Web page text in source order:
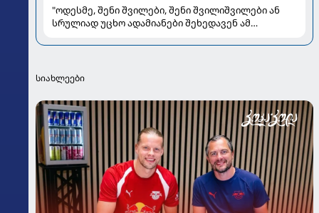
"ოდესმე, შენი შვილები, შენი შვილიშვილები ან
სრულიად უცხო ადამიანები შეხედავენ ამ
ყიფშიძეზე
სიახლეები